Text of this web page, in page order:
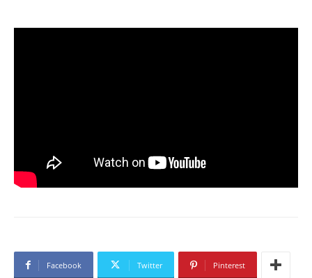
Facebook Twitter Pinterest